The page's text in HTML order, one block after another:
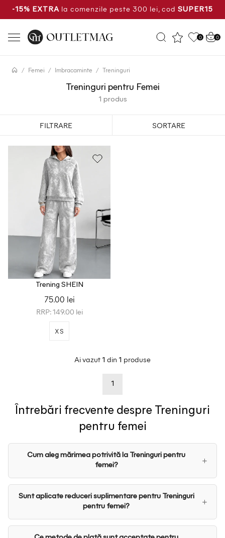
-15% EXTRA la comenzile peste 300 lei, cod SUPER15
0 0
Femei Imbracaminte Treninguri
Treninguri pentru Femei
1 produs
FILTRARE SORTARE
Trening SHEIN
75.00 lei
RRP: 149.00 lei
XS
Ai vazut 1 din 1 produse
1
Întrebări frecvente despre Treninguri
pentru femei
Cum aleg mărimea potrivită la Treninguri pentru
femei?
Sunt aplicate reduceri suplimentare pentru Treninguri
pentru femei?